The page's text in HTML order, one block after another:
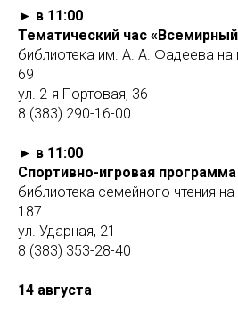
► в 11:00
Тематический час
библиотека им. А. А. Фадеева
69
ул. 2-я Портовая, 36
8 (383) 290-16-00
► в 11:00
Спортивно-игровая
библиотека семейного чтения
187
ул. Ударная, 21
8 (383) 353-28-40
14 августа